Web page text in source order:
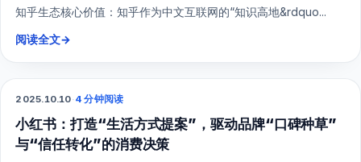
知乎生态核心价值：知乎作为中文互联网的“知识高地&rdquo...
阅读全文→
小红书
2025.10.10·4 分钟阅读
小红书：打造“生活方式提案”，驱动品牌“口碑种草”
与“信任转化”的消费决策